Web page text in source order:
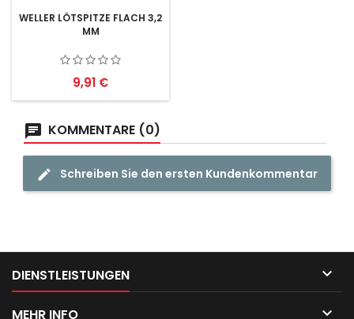
WELLER LÖTSPITZE FLACH 3,2
MM
Preis
9,91 €
KOMMENTARE (0)
Schreiben Sie den ersten Kundenkommentar
DIENSTLEISTUNGEN 
MEHR INFO 